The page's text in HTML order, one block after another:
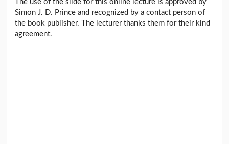
The use of the slide for this online lecture is approved by
Simon J. D. Prince and recognized by a contact person of
the book publisher. The lecturer thanks them for their kind
agreement.